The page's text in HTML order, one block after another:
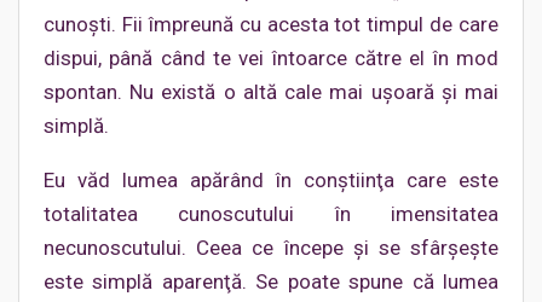
cunoşti. Fii împreună cu acesta tot timpul de care
dispui, până când te vei întoarce către el în mod
spontan. Nu există o altă cale mai uşoară şi mai
simplă.
Eu văd lumea apărând în conştiinţa care este
totalitatea cunoscutului în imensitatea
necunoscutului. Ceea ce începe şi se sfârşeşte
este simplă aparenţă. Se poate spune că lumea